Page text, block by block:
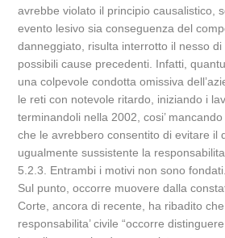
avrebbe violato il principio causalistico,
evento lesivo sia conseguenza del
danneggiato, risulta interrotto il nesso di
possibili cause precedenti. Infatti,
una colpevole condotta omissiva
le reti con notevole ritardo, iniziando i
terminandoli nella 2002, cosi’
che le avrebbero consentito di evitare il
ugualmente sussistente la
5.2.3. Entrambi i motivi non sono fondati.
Sul punto, occorre muovere dalla
Corte, ancora di recente, ha ribadito
responsabilita’ civile “occorre